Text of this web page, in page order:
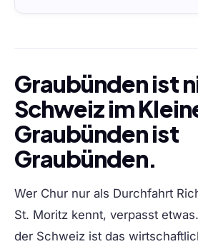
Graubünden ist
Schweiz im
Graubünden ist
Graubünden.
Wer Chur nur als Durchfahrt
St. Moritz kennt, verpasst
der Schweiz ist das